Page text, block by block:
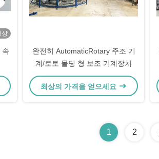
상
속
완전히 AutomaticRotary 주조 기
계/로토 몰딩 형 보조 기계장치
최상의 가격을 얻으세요
1 2